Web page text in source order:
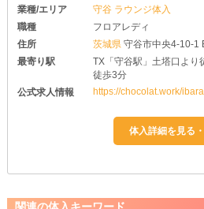
業種/エリア
守谷 ラウンジ体入
職種
フロアレディ
住所
茨城県守谷市中央4-10-1
最寄り駅
TX「守谷駅」土塔口より
徒歩3分
公式求人情報
https://chocolat.work/
関連の体入キーワード